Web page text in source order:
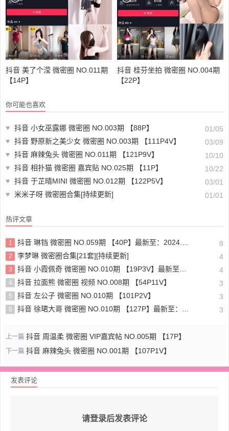
抖音 美了个滢 微密圈 NO.011期
【14P】
抖音 桂芬坐拍 微密圈 NO.004期
【22P】
你可能也喜欢
♥ 抖音 小女巫露娜 微密圈 NO.003期 【88P】
01/05
♥ 抖音 野原新之美少女 微密圈 NO.003期 【111P4V】
03/09
♥ 抖音 麻辣兔头 微密圈 NO.011期 【121P9V】
10/10
♥ 抖音 相扑猫 微密圈 嘉宾贴 NO.025期 【11P】
10/22
♥ 抖音 于芷晴MINI 微密圈 NO.012期 【122P5V】
03/01
♥ 米米子呀 微密圈合集[持续更新] 01/01
热评文章
1 抖音 琳铛 微密圈 NO.059期 【40P】最新至：2024.1.10 8
2 李梦琳 微密圈合集[21套][持续更新] 4
3 抖音 小霞佩奇 微密圈 NO.010期 【19P3V】最新至：2025.5.26 4
4 抖音 拉面熊 微密圈 视频 NO.008期 【54P11V】 3
5 抖音 左公子 微密圈 NO.010期 【101P2V】 3
6 抖音 徐珺大哥 微密圈 NO.010期 【127P】最新至：2024.1.19 3
上一篇 抖音 周温柔 微密圈 VIP嘉宾帖 NO.005期 【17P】
下一篇 抖音 麻辣兔头 微密圈 NO.001期 【107P1V】
发表评论
请登录后发表评论